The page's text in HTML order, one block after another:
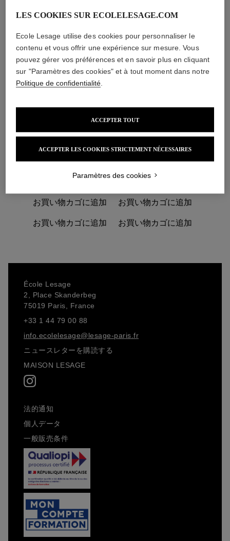
シ
ョ
ン：
ト
ン
個
<strong>レッスン内容：</strong><br>
初級コース
鳩、トンボ、蝶のいずれかを選択できます
<br>
最初のクラスにて、色をお選び頂けます。
<br>
グループレッスン(最大6人)
<br>
<strong>証明書の発行</strong><br>
関連商品
お買い物カゴに追加 お買い物カゴに追加
お買い物カゴに追加 お買い物カゴに追加
École Lesage
2, Place Skanderbeg
75019 Paris, France
+33 1 44 79 00 88
info.ecolelesage@lesage-paris.fr
ニュースレターを購読する
MAISON LESAGE
法的通知
個人データ
一般販売条件
LES COOKIES SUR ECOLELESAGE.COM
Ecole Lesage utilise des cookies pour personnaliser le
contenu et vous offrir une expérience sur mesure. Vous
pouvez gérer vos préférences et en savoir plus en cliquant
sur "Paramètres des cookies" et à tout moment dans notre
Politique de confidentialité
ACCEPTER LES COOKIES STRICTEMENT NÉCESSAIRES
ACCEPTER TOUT
Paramètres des cookies